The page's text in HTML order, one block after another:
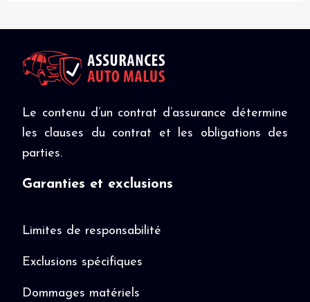
Le contenu d’un contrat d’assurance détermine
les clauses du contrat et les obligations des
parties.
Garanties et exclusions
Limites de responsabilité
Exclusions spécifiques
Dommages matériels